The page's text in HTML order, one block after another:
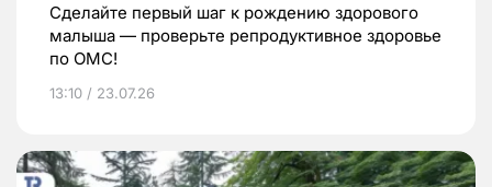
Сделайте первый шаг к рождению здорового
малыша — проверьте репродуктивное здоровье
по ОМС!
13:10 / 23.07.26